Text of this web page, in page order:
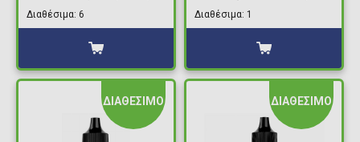
Διαθέσιμα: 6
Χρώματα)
Διαθέσιμα: 1
ΔΙΑΘΕΣΙΜΟ ΔΙΑΘΕΣΙΜΟ